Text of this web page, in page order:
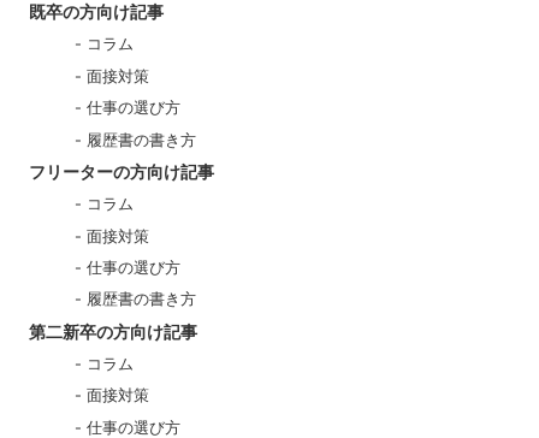
既卒の方向け記事
コラム
面接対策
仕事の選び方
履歴書の書き方
フリーターの方向け記事
コラム
面接対策
仕事の選び方
履歴書の書き方
第二新卒の方向け記事
コラム
面接対策
仕事の選び方